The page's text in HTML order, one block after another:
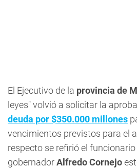
El Ejecutivo de la provincia de
leyes" volvió a solicitar la
deuda por $350.000 millones
vencimientos previstos para el
respecto se refirió el
gobernadorAlfredo Cornejo